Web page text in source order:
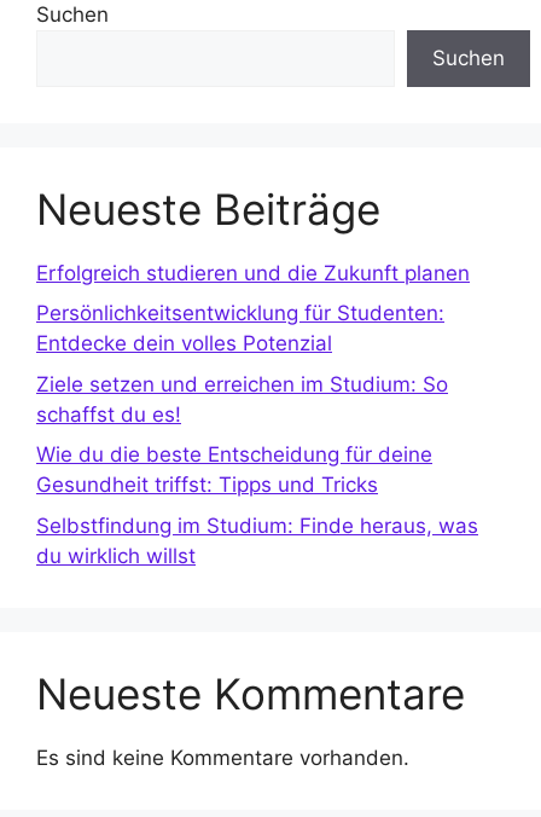
Suchen
Suchen
Neueste Beiträge
Erfolgreich studieren und die Zukunft planen
Persönlichkeitsentwicklung für Studenten:
Entdecke dein volles Potenzial
Ziele setzen und erreichen im Studium: So
schaffst du es!
Wie du die beste Entscheidung für deine
Gesundheit triffst: Tipps und Tricks
Selbstfindung im Studium: Finde heraus, was
du wirklich willst
Neueste Kommentare
Es sind keine Kommentare vorhanden.